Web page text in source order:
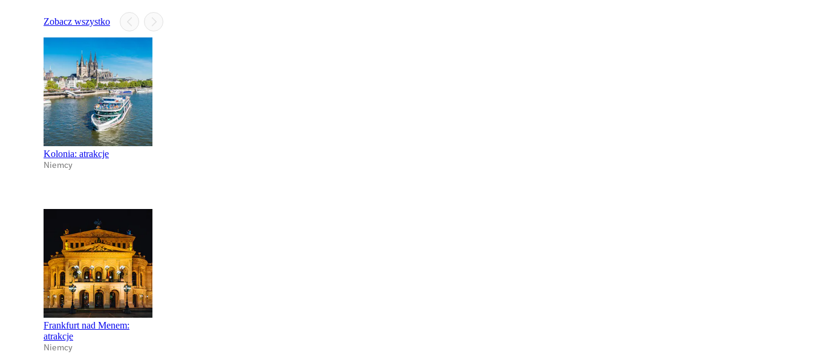
Zobacz wszystko
Kolonia: atrakcje
Niemcy
Frankfurt nad Menem:
atrakcje
Niemcy